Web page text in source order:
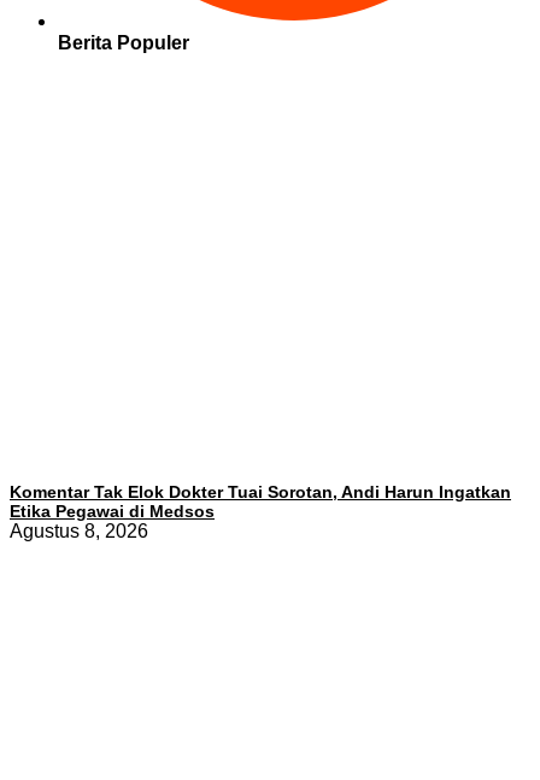
Berita Populer
Komentar Tak Elok Dokter Tuai Sorotan, Andi Harun Ingatkan
Etika Pegawai di Medsos
Agustus 8, 2026